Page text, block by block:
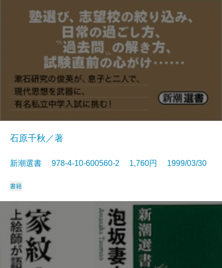
石原千秋／著
新潮選書 978-4-10-600560-2 1,760円 1999/03/30
書籍